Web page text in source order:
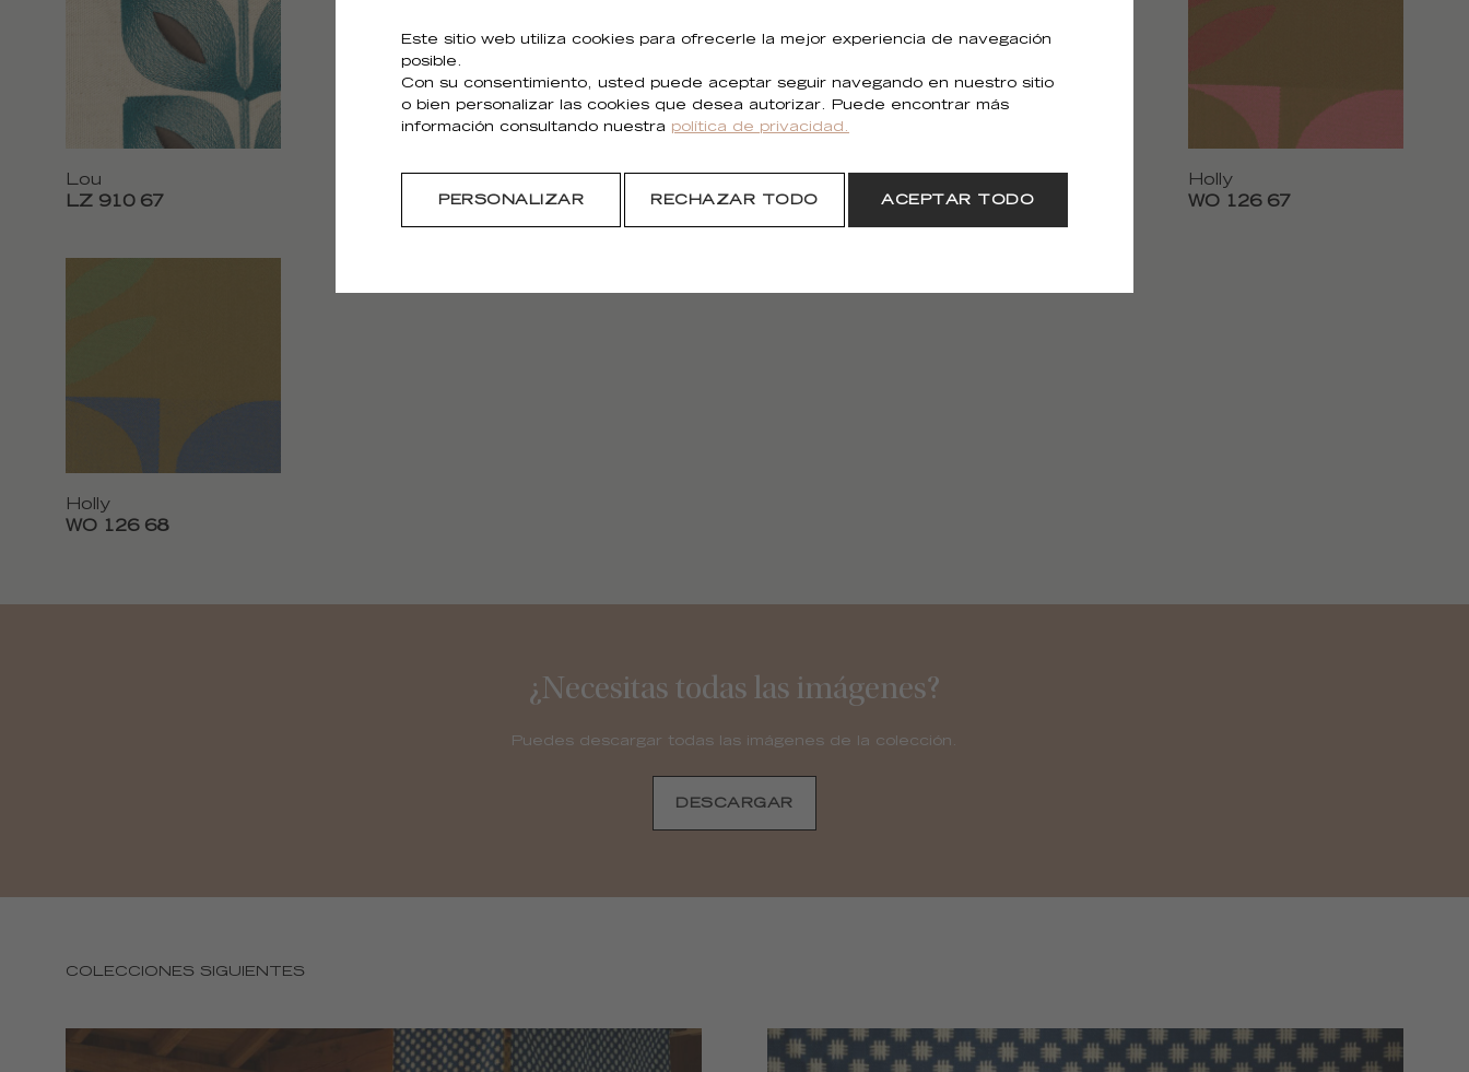
Lou
LZ 910 67
LZ 910 72
WO 126 21
WO 126 39
Holly
WO 126 67
Holly
WO 126 68
¿Necesitas todas las imágenes?
Puedes descargar todas las imágenes de la colección.
DESCARGAR
COLECCIONES SIGUIENTES
Este sitio web utiliza cookies para ofrecerle la mejor experiencia de navegación
posible.
Con su consentimiento, usted puede aceptar seguir navegando en nuestro sitio
o bien personalizar las cookies que desea autorizar. Puede encontrar más
información consultando nuestra política de privacidad.
PERSONALIZAR RECHAZAR TODO ACEPTAR TODO